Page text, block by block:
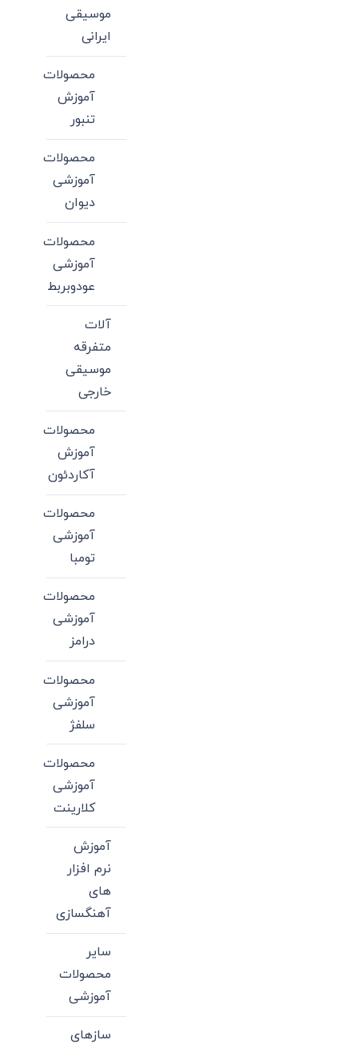
موسیقی
ایرانی
محصولات
آموزش
تنبور
محصولات
آموزشی
دیوان
محصولات
آموزشی
عودوبربط
آلات
متفرقه
موسیقی
خارجی
محصولات
آموزش
آکاردئون
محصولات
آموزشی
تومبا
محصولات
آموزشی
درامز
محصولات
آموزشی
سلفژ
محصولات
آموزشی
کلارینت
آموزش
نرم افزار
های
آهنگسازی
سایر
محصولات
آموزشی
سازهای